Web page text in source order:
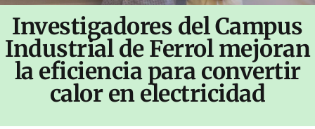
Investigadores del Campus
Industrial de Ferrol mejoran
la eficiencia para convertir
calor en electricidad